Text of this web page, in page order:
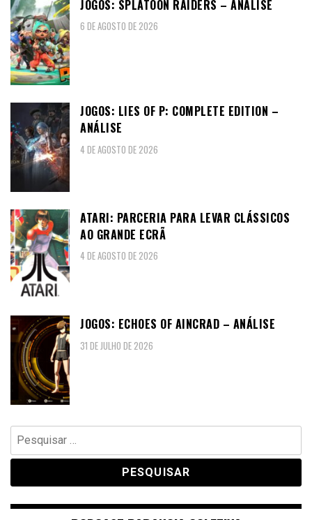
JOGOS: SPLATOON RAIDERS – ANÁLISE
6 DE AGOSTO DE 2026
JOGOS: LIES OF P: COMPLETE EDITION –
ANÁLISE
4 DE AGOSTO DE 2026
ATARI: PARCERIA PARA LEVAR CLÁSSICOS
AO GRANDE ECRÃ
4 DE AGOSTO DE 2026
JOGOS: ECHOES OF AINCRAD – ANÁLISE
31 DE JULHO DE 2026
Pesquisar
por: